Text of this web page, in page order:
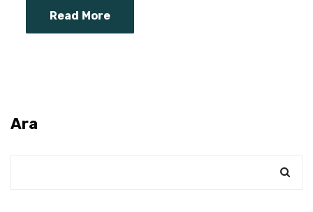
Read More
Ara